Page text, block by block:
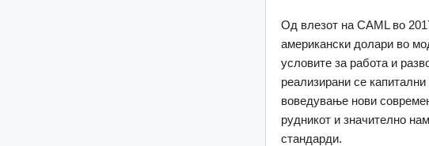
Од влезот на CAML во
американски долари во
условите за работа и
реализирани се
воведување нови
рудникот и значително
стандарди.